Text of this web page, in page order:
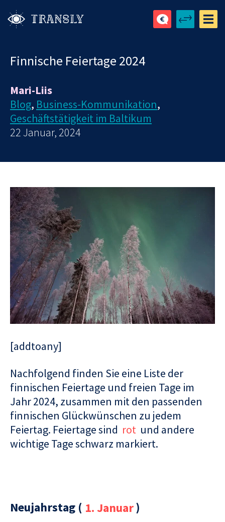
Finnische Feiertage 2024
Mari-Liis
Blog, Business-Kommunikation,
Geschäftstätigkeit im Baltikum
22 Januar, 2024
[addtoany]
Nachfolgend finden Sie eine Liste der
finnischen Feiertage und freien Tage im
Jahr 2024, zusammen mit den passenden
finnischen Glückwünschen zu jedem
Feiertag. Feiertage sind rot und andere
wichtige Tage schwarz markiert.
Neujahrstag ( 1. Januar)